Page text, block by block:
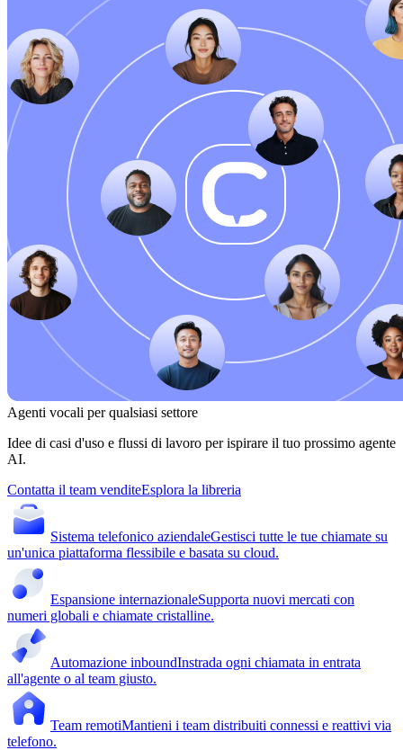
Agenti vocali per qualsiasi settore
Idee di casi d'uso e flussi di lavoro per ispirare il tuo prossimo agente
AI.
Contatta il team venditeEsplora la libreria
Sistema telefonico aziendaleGestisci tutte le tue chiamate su
un'unica piattaforma flessibile e basata su cloud.
Espansione internazionaleSupporta nuovi mercati con
numeri globali e chiamate cristalline.
Automazione inboundInstrada ogni chiamata in entrata
all'agente o al team giusto.
Team remotiMantieni i team distribuiti connessi e reattivi via
telefono.